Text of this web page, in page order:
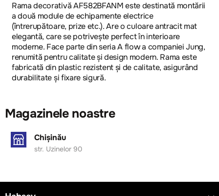
Rama decorativă AF582BFANM este destinată montării
a două module de echipamente electrice
(întrerupătoare, prize etc.). Are o culoare antracit mat
elegantă, care se potrivește perfect în interioare
moderne. Face parte din seria A flow a companiei Jung,
renumită pentru calitate și design modern. Rama este
fabricată din plastic rezistent și de calitate, asigurând
durabilitate și fixare sigură.
Magazinele noastre
Chișinău
str. Uzinelor 90